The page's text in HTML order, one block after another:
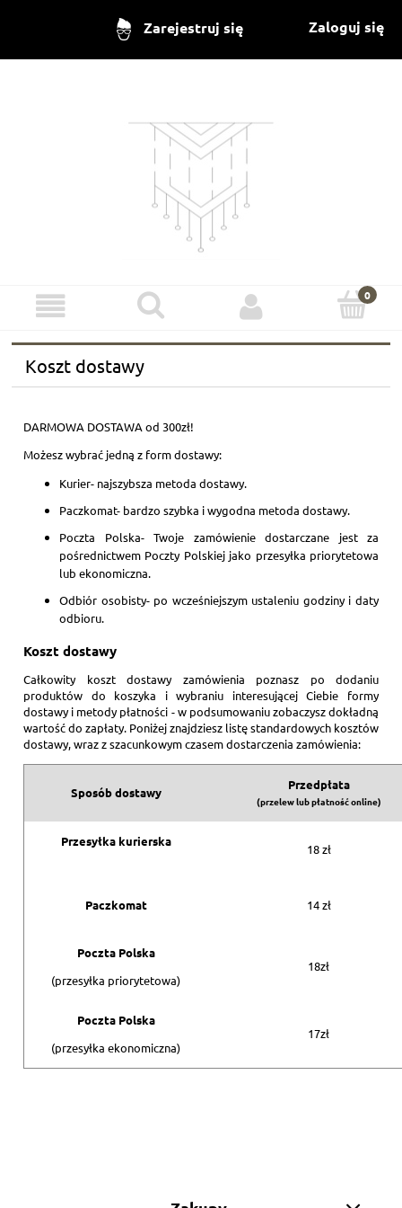
Zarejestruj się Zaloguj się
Koszt dostawy
DARMOWA DOSTAWA od 300zł!
Możesz wybrać jedną z form dostawy:
Kurier- najszybsza metoda dostawy.
Paczkomat- bardzo szybka i wygodna metoda dostawy.
Poczta Polska- Twoje zamówienie dostarczane jest za
pośrednictwem Poczty Polskiej jako przesyłka priorytetowa
lub ekonomiczna.
Odbiór osobisty- po wcześniejszym ustaleniu godziny i daty
odbioru.
Koszt dostawy
Całkowity koszt dostawy zamówienia poznasz po dodaniu
produktów do koszyka i wybraniu interesującej Ciebie formy
dostawy i metody płatności - w podsumowaniu zobaczysz dokładną
wartość do zapłaty. Poniżej znajdziesz listę standardowych kosztów
dostawy, wraz z szacunkowym czasem dostarczenia zamówienia:
Sposób dostawy
Przedpłata
(przelew lub płatność online)
Przesyłka kurierska
18 zł
Paczkomat 14 zł
Poczta Polska
(przesyłka priorytetowa)
18zł
Poczta Polska
(przesyłka ekonomiczna)
17zł